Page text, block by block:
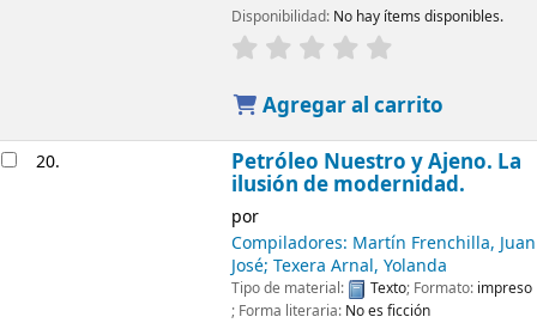
Disponibilidad: No hay ítems disponibles.
Agregar al carrito
20. Petróleo Nuestro y Ajeno. La
ilusión de modernidad.
por
Compiladores: Martín Frenchilla, Juan
José; Texera Arnal, Yolanda
Tipo de material: Texto; Formato: impreso
; Forma literaria: No es ficción